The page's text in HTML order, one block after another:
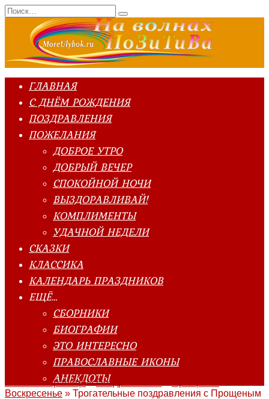
Перейти
к
содержанию
Search
for:
ГЛАВНАЯ
С ДНЁМ РОЖДЕНИЯ
ПОЗДРАВЛЕНИЯ
ПОЖЕЛАНИЯ
ДОБРОЕ УТРО
ДОБРЫЙ ВЕЧЕР
СПОКОЙНОЙ НОЧИ
ВЫЗДОРАВЛИВАЙ!
КОМПЛИМЕНТЫ
УДАЧНОЙ НЕДЕЛИ
СКАЗКИ
КЛАССИКА
КАЛЕНДАРЬ ПРАЗДНИКОВ
ЕЩЁ…
СБОРНИКИ
БИОГРАФИИ
ЭТО ИНТЕРЕСНО
ПРАВОСЛАВНЫЕ ИКОНЫ
АНЕКДОТЫ
Главная страница»Поздравления
Воскресенье » Трогательные поздравления с Прощеным